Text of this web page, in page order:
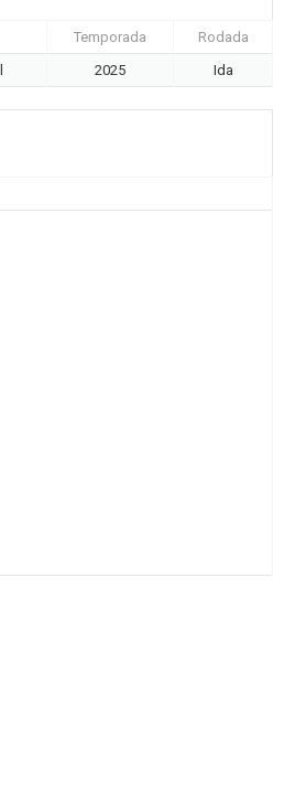
Temporada
Rodada
2025 Ida